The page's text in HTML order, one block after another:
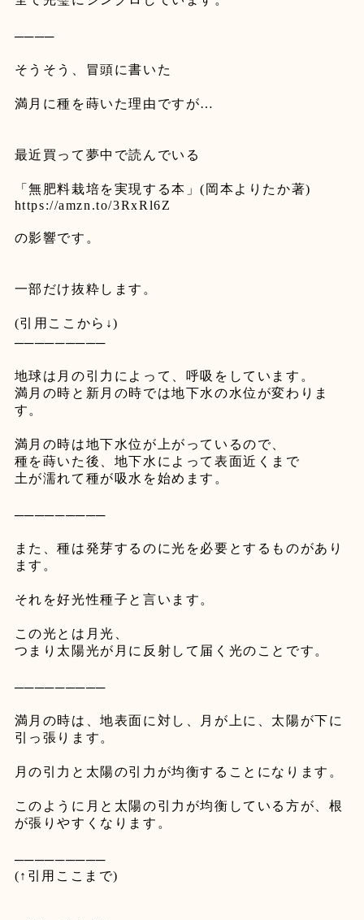
────
そうそう、冒頭に書いた
満月に種を蒔いた理由ですが…
最近買って夢中で読んでいる
「無肥料栽培を実現する本」( 岡本よりたか著)
https://amzn.to/3RxRl6Z
の影響です。
一部だけ抜粋します。
(引用ここから ↓)
─────────
地球は月の引力によって、呼吸をしています。
満月の時と新月の時では地下水の水位が変わりま
す。
満月の時は地下水位が上がっているので、
種を蒔いた後、地下水によって表面近くまで
土が濡れて種が吸水を始めます。
─────────
また、種は発芽するのに光を必要とするものがあり
ます。
それを好光性種子と言います。
この光とは月光、
つまり太陽光が月に反射して届く光のことです。
─────────
満月の時は、地表面に対し、月が上に、太陽が下に
引っ張ります。
月の引力と太陽の引力が均衡することになります。
このように月と太陽の引力が均衡している方が、根
が張りやすくなります。
─────────
(↑ 引用ここまで)